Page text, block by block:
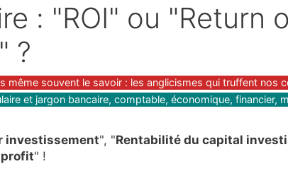
: "ROI" ou "Return
?
même souvent le savoir : les anglicismes qui truffent nos
et jargon bancaire, comptable, économique, financier,
investissement", "Rentabilité du capital investi
profit" !